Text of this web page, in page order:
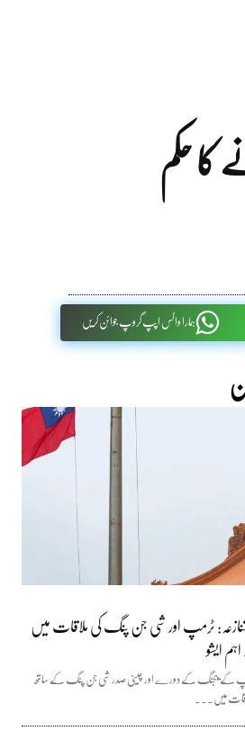
حکم
ہمارا واٹس اپپ گروپ جوائن کریں
تنازعہ: ٹرمپ اور شی جن پنگ کی ملاقات میں
ایشو
کے بیجنگ کے دورے اور چینی صدر شی جن پنگ کے ساتھ
میں...